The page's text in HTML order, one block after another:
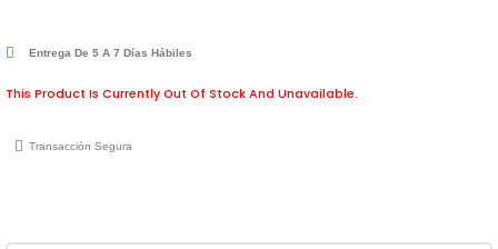
Entrega De 5 A 7 Días Hábiles
This Product Is Currently Out Of Stock And Unavailable.
Transacción Segura